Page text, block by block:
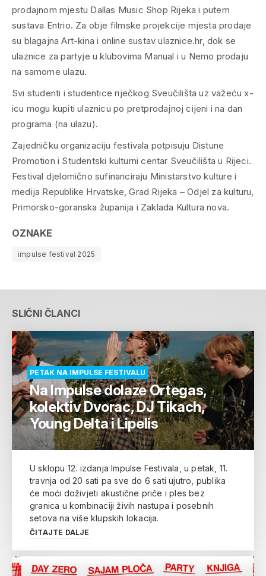
prodajnom mjestu Dallas Music Shop Rijeka i putem
sustava Entrio. Za obje filmske projekcije mjesta prodaje
su blagajna Art-kina i online sustav ulaznice.hr, dok se
ulaznice za partyje u klubovima Manual i u Nemo prodaju
na samome ulazu.
Svi studenti i studentice riječkog Sveučilišta uz važeću x-
icu mogu kupiti ulaznicu po pretprodajnoj cijeni i na dan
programa (na ulazu).
Zajedničku organizaciju festivala potpisuju Distune
Promotion i Studentski kulturni centar Sveučilišta u Rijeci.
Festival djelomično sufinanciraju Ministarstvo kulture i
medija Republike Hrvatske, Grad Rijeka – Odjel za kulturu,
Primorsko-goranska županija i Zaklada Kultura nova.
OZNAKE
impulse festival 2025
SLIČNI ČLANCI
PETAK NA IMPULSE FESTIVALU
Na Impulse dolaze Ortegas,
kolektiv Dvorac, DJ Tikach,
Young Delta i Lipelis
U sklopu 12. izdanja Impulse Festivala, u petak, 11.
travnja od 20 sati pa sve do 6 sati ujutro, publika
će moći doživjeti akustične priče i ples bez
granica u kombinaciji živih nastupa i posebnih
setova na više klupskih lokacija.
ČITAJTE DALJE